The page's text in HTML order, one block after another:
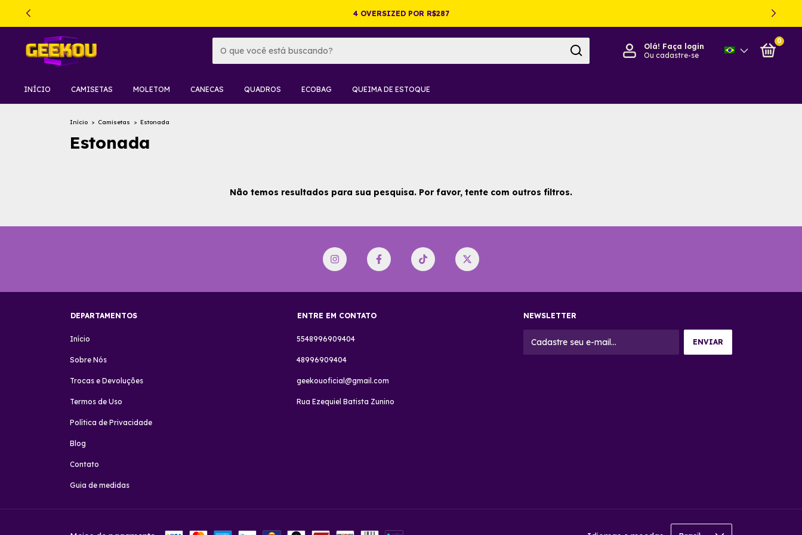
4 OVERSIZED POR R$287
Olá! Faça login
Ou cadastre-se
0
INÍCIO CAMISETAS MOLETOM CANECAS QUADROS ECOBAG QUEIMA DE ESTOQUE
Início > Camisetas > Estonada
Estonada
Não temos resultados para sua pesquisa. Por favor, tente com outros filtros.
DEPARTAMENTOS
Início
Sobre Nós
Trocas e Devoluções
Termos de Uso
Política de Privacidade
Blog
Contato
Guia de medidas
ENTRE EM CONTATO
5548996909404
48996909404
geekouoficial@gmail.com
Rua Ezequiel Batista Zunino
NEWSLETTER